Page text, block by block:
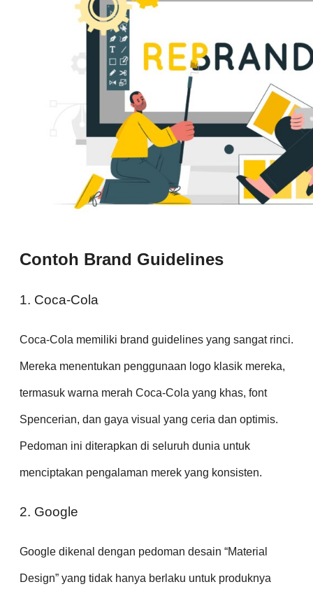
Contoh Brand Guidelines
1. Coca-Cola
Coca-Cola memiliki brand guidelines yang sangat rinci.
Mereka menentukan penggunaan logo klasik mereka,
termasuk warna merah Coca-Cola yang khas, font
Spencerian, dan gaya visual yang ceria dan optimis.
Pedoman ini diterapkan di seluruh dunia untuk
menciptakan pengalaman merek yang konsisten.
2. Google
Google dikenal dengan pedoman desain “Material
Design” yang tidak hanya berlaku untuk produknya